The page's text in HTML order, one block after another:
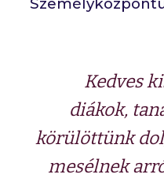
Kedves
diákok,
körülöttünk
mesélnek